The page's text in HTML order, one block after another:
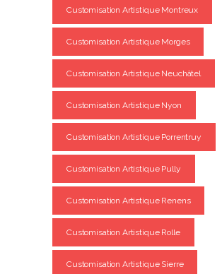
Customisation Artistique Montreux
Customisation Artistique Morges
Customisation Artistique Neuchâtel
Customisation Artistique Nyon
Customisation Artistique Porrentruy
Customisation Artistique Pully
Customisation Artistique Renens
Customisation Artistique Rolle
Customisation Artistique Sierre